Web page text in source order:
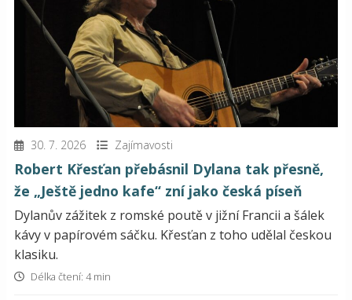
30. 7. 2026 Zajímavosti
Robert Křesťan přebásnil Dylana tak přesně,
že „Ještě jedno kafe“ zní jako česká píseň
Dylanův zážitek z romské poutě v jižní Francii a šálek
kávy v papírovém sáčku. Křesťan z toho udělal českou
klasiku.
Délka čtení: 4 min